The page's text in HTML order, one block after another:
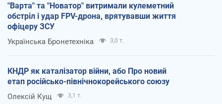
"Варта" та "Новатор" витримали кулеметний
обстріл і удар FPV-дрона, врятувавши життя
офіцеру ЗСУ
Українська Бронетехніка 3,0 т.
КНДР як каталізатор війни, або Про новий
етап російсько-північнокорейського союзу
Олексій Кущ 3,1 т.